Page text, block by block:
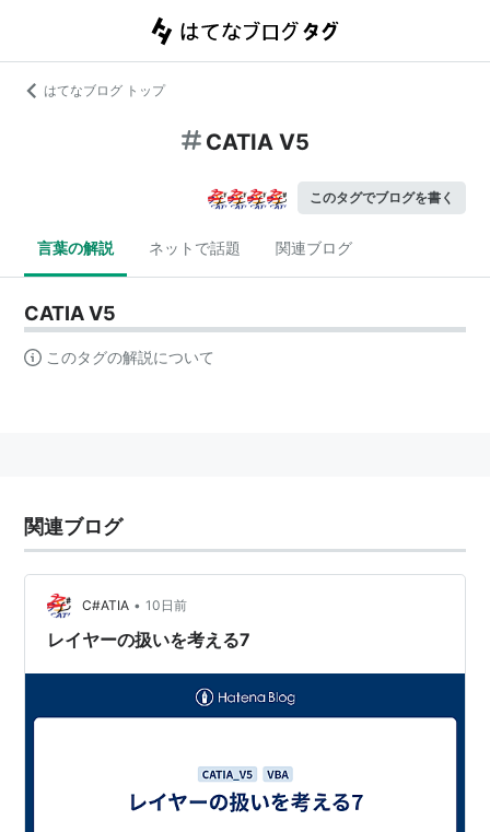
はてなブログ トップ
CATIA V5
このタグでブログを書く
言葉の解説 ネットで話題 関連ブログ
CATIA V5
このタグの解説について
関連ブログ
C#ATIA • 10日前
レイヤーの扱いを考える7